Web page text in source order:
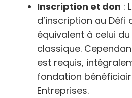
Inscription et don :
d’inscription au Défi
équivalent à celui
classique.
est requis,
fondation
Entreprises.